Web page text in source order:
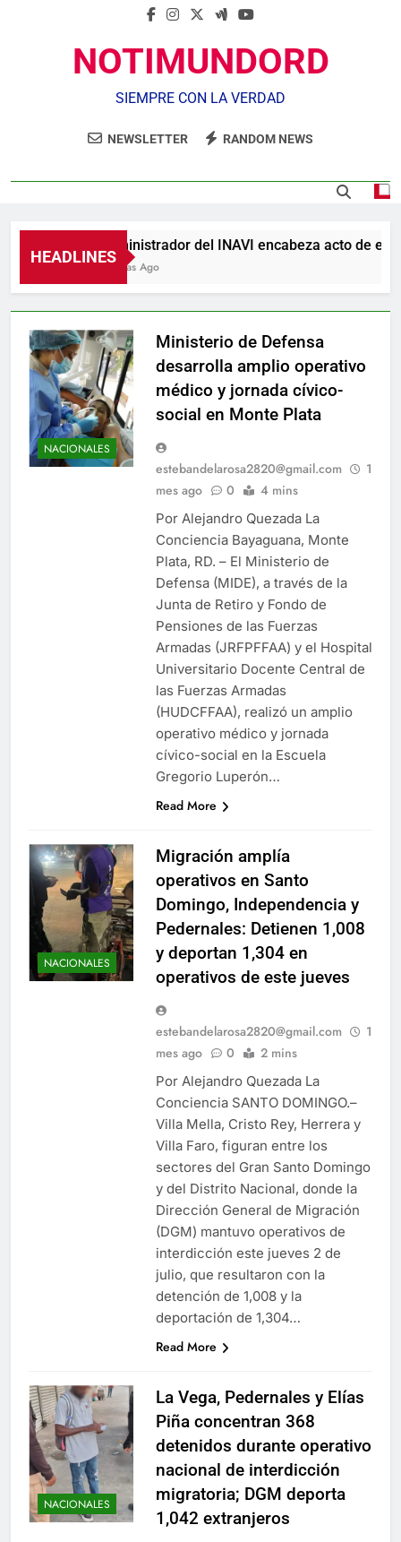
NOTIMUNDORD
SIEMPRE CON LA VERDAD
NEWSLETTER RANDOM NEWS
HEADLINES
Administrador del INAVI encabeza acto de
2 Horas Ago
NACIONALES
Ministerio de Defensa
desarrolla amplio operativo
médico y jornada cívico-
social en Monte Plata
estebandelarosa2820@gmail.com
1
mes ago
0 4 mins
Por Alejandro Quezada La
Conciencia Bayaguana, Monte
Plata, RD. – El Ministerio de
Defensa (MIDE), a través de la
Junta de Retiro y Fondo de
Pensiones de las Fuerzas
Armadas (JRFPFFAA) y el Hospital
Universitario Docente Central de
las Fuerzas Armadas
(HUDCFFAA), realizó un amplio
operativo médico y jornada
cívico-social en la Escuela
Gregorio Luperón…
Read More
NACIONALES
Migración amplía
operativos en Santo
Domingo, Independencia y
Pedernales: Detienen 1,008
y deportan 1,304 en
operativos de este jueves
estebandelarosa2820@gmail.com
1
mes ago
0 2 mins
Por Alejandro Quezada La
Conciencia SANTO DOMINGO.–
Villa Mella, Cristo Rey, Herrera y
Villa Faro, figuran entre los
sectores del Gran Santo Domingo
y del Distrito Nacional, donde la
Dirección General de Migración
(DGM) mantuvo operativos de
interdicción este jueves 2 de
julio, que resultaron con la
detención de 1,008 y la
deportación de 1,304…
Read More
NACIONALES
La Vega, Pedernales y Elías
Piña concentran 368
detenidos durante operativo
nacional de interdicción
migratoria; DGM deporta
1,042 extranjeros